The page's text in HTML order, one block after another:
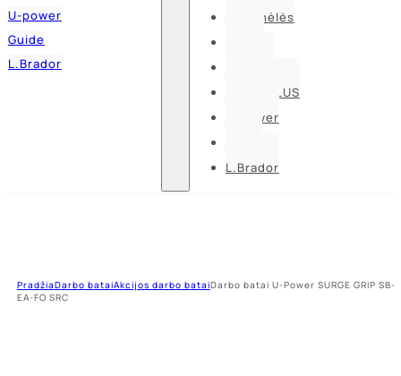
U-power
Guide
L.Brador
Vaistinėlės
DELTA PLUS
U-power
L.Brador
PradžiaDarbo bataiAkcijos darbo bataiDarbo batai U-Power SURGE GRIP SB-
EA-FO SRC